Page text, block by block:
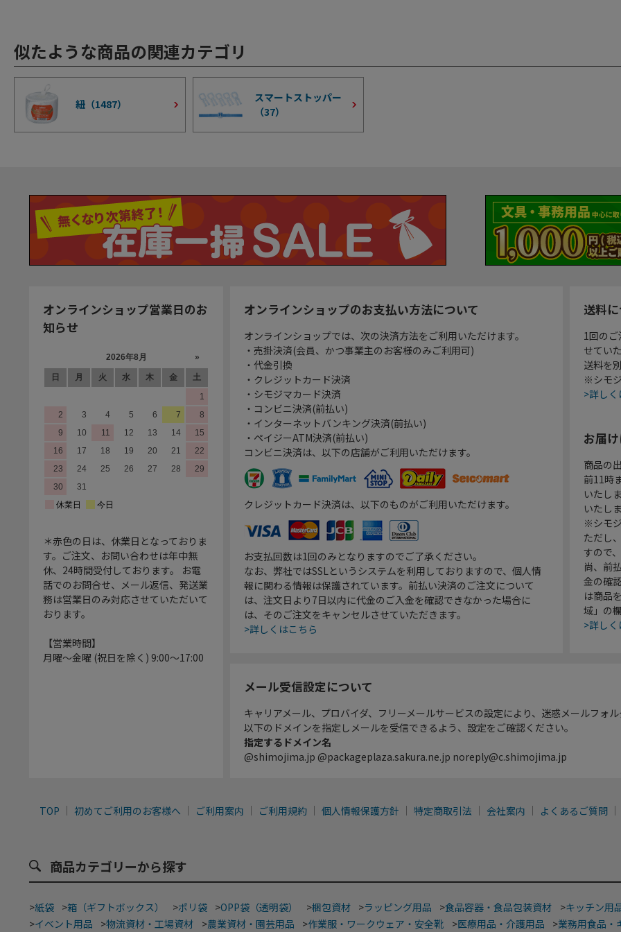
似たような商品の関連カテゴリ
紐（1487）
スマートストッパー
（37）
オンラインショップ営業日のお
知らせ
＊赤色の日は、休業日となっておりま
す。ご注文、お問い合わせは年中無
休、24時間受付しております。 お電
話でのお問合せ、メール返信、発送業
務は営業日のみ対応させていただいて
おります。
【営業時間】
月曜～金曜 (祝日を除く) 9:00～17:00
オンラインショップのお支払い方法について
オンラインショップでは、次の決済方法をご利用いただけます。
・売掛決済(会員、かつ事業主のお客様のみご利用可)
・代金引換
・クレジットカード決済
・シモジマカード決済
・コンビニ決済(前払い)
・インターネットバンキング決済(前払い)
・ペイジーATM決済(前払い)
コンビニ決済は、以下の店舗がご利用いただけます。
クレジットカード決済は、以下のものがご利用いただけます。
お支払回数は1回のみとなりますのでご了承ください。
なお、弊社ではSSLというシステムを利用しておりますので、個人情
報に関わる情報は保護されています。前払い決済のご注文について
は、注文日より7日以内に代金のご入金を確認できなかった場合に
は、そのご注文をキャンセルさせていただきます。
>詳しくはこちら
送料
1回の
せてい
送料を
※シモ
>詳し
お届
商品の
前11時
いたし
いたし
※シモ
ただし
すので
尚、前
金の確
は商品
域」の
>詳し
メール受信設定について
キャリアメール、プロバイダ、フリーメールサービスの設定により、迷惑メールフォ
以下のドメインを指定しメールを受信できるよう、設定をご確認ください。
指定するドメイン名
@shimojima.jp @packageplaza.sakura.ne.jp noreply@c.shimojima.jp
TOP 初めてご利用のお客様へ ご利用案内 ご利用規約 個人情報保護方針 特定商取引法 会社案内 よくあるご質問
商品カテゴリーから探す
>紙袋 >箱（ギフトボックス） >ポリ袋 >OPP袋（透明袋） >梱包資材 >ラッピング用品 >食品容器・食品包装資材 >キッチン用
>イベント用品 >物流資材・工場資材 >農業資材・園芸用品 >作業服・ワークウェア・安全靴 >医療用品・介護用品 >業務用食品・